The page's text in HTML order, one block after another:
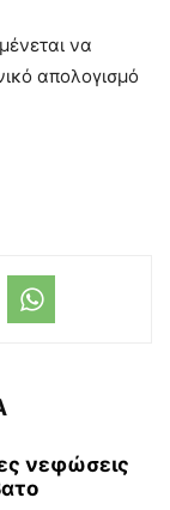
να
απολογισμό
νεφώσεις